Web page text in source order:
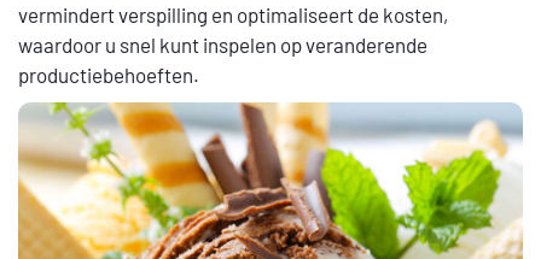
vermindert verspilling en optimaliseert de kosten,
waardoor u snel kunt inspelen op veranderende
productiebehoeften.